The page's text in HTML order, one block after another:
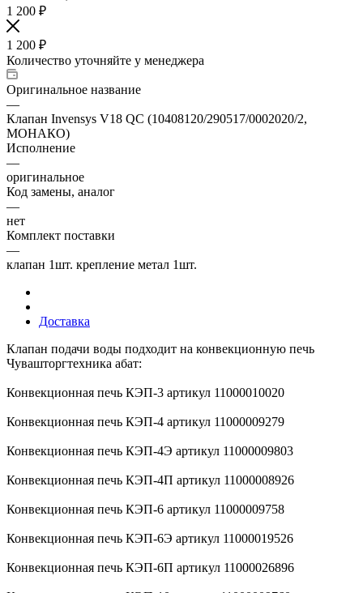
1 200 ₽
1 200 ₽
Количество уточняйте у менеджера
Оригинальное название
—
Клапан Invensys V18 QC (10408120/290517/0002020/2,
МОНАКО)
Исполнение
—
оригинальное
Код замены, аналог
—
нет
Комплект поставки
—
клапан 1шт. крепление метал 1шт.
Доставка
Клапан подачи воды подходит на конвекционную печь
Чувашторгтехника абат:
Конвекционная печь КЭП-3 артикул 11000010020
Конвекционная печь КЭП-4 артикул 11000009279
Конвекционная печь КЭП-4Э артикул 11000009803
Конвекционная печь КЭП-4П артикул 11000008926
Конвекционная печь КЭП-6 артикул 11000009758
Конвекционная печь КЭП-6Э артикул 11000019526
Конвекционная печь КЭП-6П артикул 11000026896